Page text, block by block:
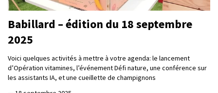
Babillard – édition du 18 septembre
2025
Voici quelques activités à mettre à votre agenda: le lancement
d’Opération vitamines, l’événement Défi nature, une conférence sur
les assistants IA, et une cueillette de champignons